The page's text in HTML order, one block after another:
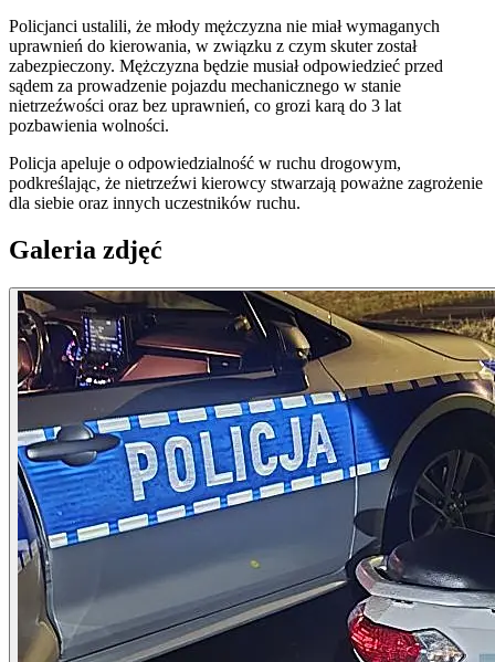
Policjanci ustalili, że młody mężczyzna nie miał wymaganych
uprawnień do kierowania, w związku z czym skuter został
zabezpieczony. Mężczyzna będzie musiał odpowiedzieć przed
sądem za prowadzenie pojazdu mechanicznego w stanie
nietrzeźwości oraz bez uprawnień, co grozi karą do 3 lat
pozbawienia wolności.
Policja apeluje o odpowiedzialność w ruchu drogowym,
podkreślając, że nietrzeźwi kierowcy stwarzają poważne zagrożenie
dla siebie oraz innych uczestników ruchu.
Galeria zdjęć